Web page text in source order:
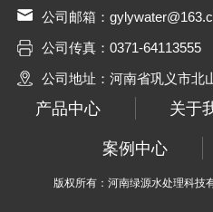
公司邮箱：
公司传真：0371-64113555
公司地址：河南省巩义市北
产品中心 关于
案例中心
版权所有：河南绿源水处理科技